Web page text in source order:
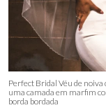
Perfect Bridal Véu de noiva
uma camada em marfim
borda bordada